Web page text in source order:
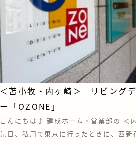
＜苫小牧・内ヶ崎＞ リビング
ー「OZONE」
こんにちは♪ 建成ホーム・営業部の ＜
先日、私用で東京に行ったときに、西新